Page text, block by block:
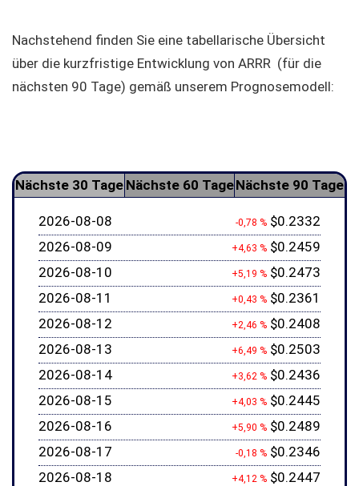
Nachstehend finden Sie eine tabellarische Übersicht
über die kurzfristige Entwicklung von ARRR (für die
nächsten 90 Tage) gemäß unserem Prognosemodell:
Nächste 30 Tage Nächste 60 TageNächste 90 Tage
2026-08-08 -0,78 % $0.2332
2026-08-09
+4,63 % $0.2459
2026-08-10
+5,19 % $0.2473
2026-08-11
+0,43 % $0.2361
2026-08-12
+2,46 % $0.2408
2026-08-13
+6,49 % $0.2503
2026-08-14
+3,62 % $0.2436
2026-08-15
+4,03 % $0.2445
2026-08-16
+5,90 % $0.2489
2026-08-17
-0,18 % $0.2346
2026-08-18
+4,12 % $0.2447